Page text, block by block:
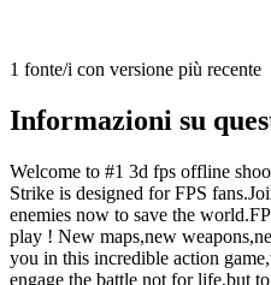
1 fonte/i con versione più recente
Informazioni su
Welcome to #1 3d fps offline
Strike is designed for FPS
enemies now to save the
play ! New maps,new
you in this incredible action
engage the battle not for life,but